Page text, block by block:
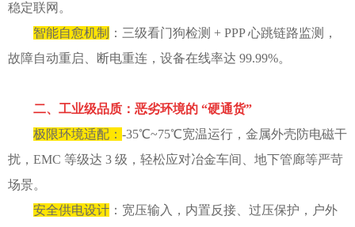
稳定联网。
智能自愈机制
：三级看门狗检测 + PPP 心跳链路监测，
故障自动重启、断电重连，设备在线率达 99.99%。
二、工业级品质：恶劣环境的 “硬通货”
极限环境适配： -35℃~75℃宽温运行，金属外壳防电磁干
扰，EMC 等级达 3 级，轻松应对冶金车间、地下管廊等严苛
场景。
安全供电设计 ：宽压输入，内置反接、过压保护，户外